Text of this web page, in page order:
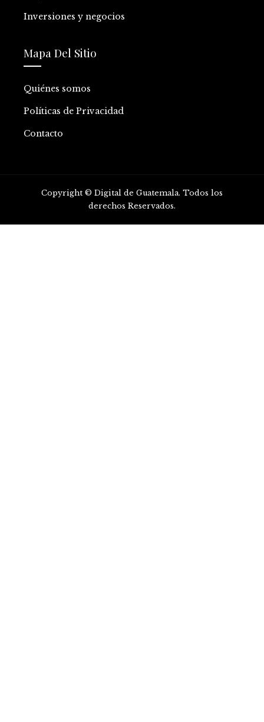
Inversiones y negocios
Mapa Del Sitio
Quiénes somos
Políticas de Privacidad
Contacto
Copyright © Digital de Guatemala. Todos los
derechos Reservados.